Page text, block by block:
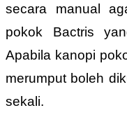
secara manual
pokok Bactris
Apabila kanopi
merumput boleh
sekali.